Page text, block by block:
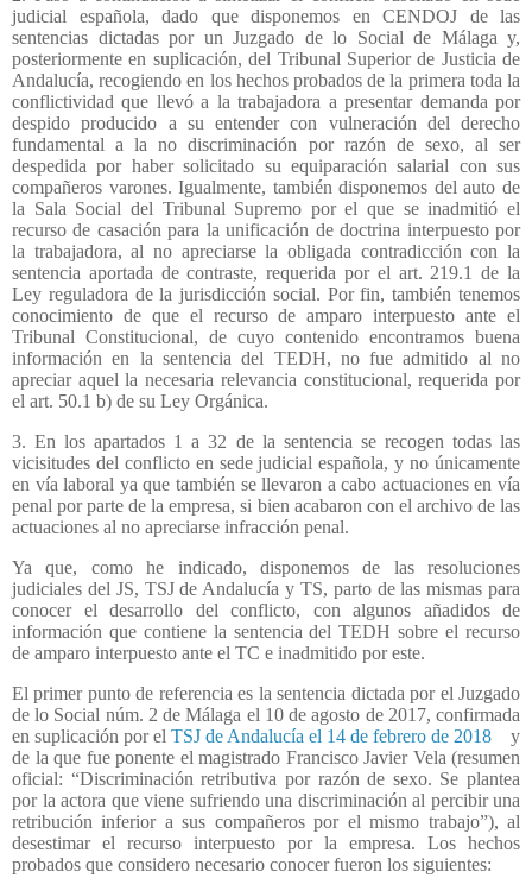
judicial española, dado que disponemos en CENDOJ de las
sentencias dictadas por un Juzgado de lo Social de Málaga y,
posteriormente en suplicación, del Tribunal Superior de Justicia de
Andalucía, recogiendo en los hechos probados de la primera toda la
conflictividad que llevó a la trabajadora a presentar demanda por
despido producido a su entender con vulneración del derecho
fundamental a la no discriminación por razón de sexo, al ser
despedida por haber solicitado su equiparación salarial con sus
compañeros varones. Igualmente, también disponemos del auto de
la Sala Social del Tribunal Supremo por el que se inadmitió el
recurso de casación para la unificación de doctrina interpuesto por
la trabajadora, al no apreciarse la obligada contradicción con la
sentencia aportada de contraste, requerida por el art. 219.1 de la
Ley reguladora de la jurisdicción social. Por fin, también tenemos
conocimiento de que el recurso de amparo interpuesto ante el
Tribunal Constitucional, de cuyo contenido encontramos buena
información en la sentencia del TEDH, no fue admitido al no
apreciar aquel la necesaria relevancia constitucional, requerida por
el art. 50.1 b) de su Ley Orgánica.
3. En los apartados 1 a 32 de la sentencia se recogen todas las
vicisitudes del conflicto en sede judicial española, y no únicamente
en vía laboral ya que también se llevaron a cabo actuaciones en vía
penal por parte de la empresa, si bien acabaron con el archivo de las
actuaciones al no apreciarse infracción penal.
Ya que, como he indicado, disponemos de las resoluciones
judiciales del JS, TSJ de Andalucía y TS, parto de las mismas para
conocer el desarrollo del conflicto, con algunos añadidos de
información que contiene la sentencia del TEDH sobre el recurso
de amparo interpuesto ante el TC e inadmitido por este.
El primer punto de referencia es la sentencia dictada por el Juzgado
de lo Social núm. 2 de Málaga el 10 de agosto de 2017, confirmada
en suplicación por el TSJ de Andalucía el 14 de febrero de 2018
y
de la que fue ponente el magistrado Francisco Javier Vela (resumen
oficial: “Discriminación retributiva por razón de sexo. Se plantea
por la actora que viene sufriendo una discriminación al percibir una
retribución inferior a sus compañeros por el mismo trabajo”), al
desestimar el recurso interpuesto por la empresa. Los hechos
probados que considero necesario conocer fueron los siguientes: